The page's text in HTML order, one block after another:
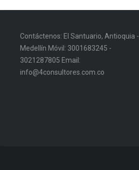
Contáctenos: El Santuario, Antioquia -
Medellín Móvil: 3001683245 -
3021287805 Email:
info@4consultores.com.co